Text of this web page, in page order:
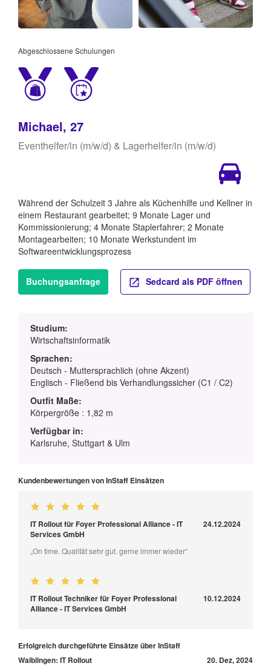
Abgeschlossene Schulungen
Michael, 27
Eventhelfer/in (m/w/d) & Lagerhelfer/in (m/w/d)
Während der Schulzeit 3 Jahre als Küchenhilfe und Kellner in
einem Restaurant gearbeitet; 9 Monate Lager und
Kommissionierung; 4 Monate Staplerfahrer; 2 Monate
Montagearbeiten; 10 Monate Werkstundent im
Softwareentwicklungsprozess
Buchungsanfrage Sedcard als PDF öffnen
Studium:
Wirtschaftsinformatik
Sprachen:
Deutsch - Muttersprachlich (ohne Akzent)
Englisch - Fließend bis Verhandlungssicher (C1 / C2)
Outfit Maße:
Körpergröße : 1,82 m
Verfügbar in:
Karlsruhe, Stuttgart & Ulm
Kundenbewertungen von InStaff Einsätzen
IT Rollout für Foyer Professional Alliance - IT
Services GmbH
24.12.2024
„On time. Qualität sehr gut. gerne immer wieder“
IT Rollout Techniker für Foyer Professional
Alliance - IT Services GmbH
10.12.2024
Erfolgreich durchgeführte Einsätze über InStaff
Waiblingen: IT Rollout
20. Dez, 2024